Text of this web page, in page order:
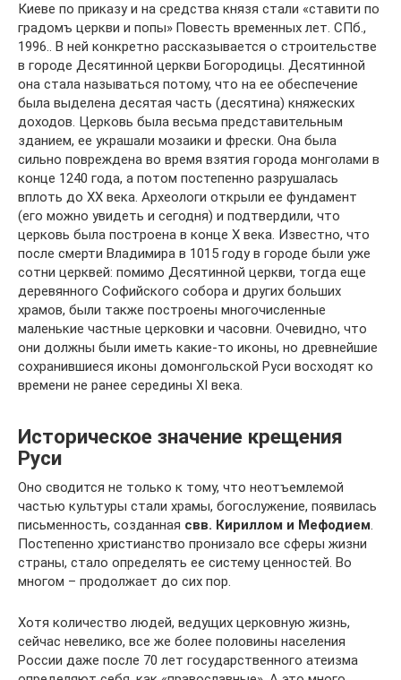
Киеве по приказу и на средства князя стали «ставити по
градомъ церкви и попы» Повесть временных лет. СПб.,
1996.. В ней конкретно рассказывается о строительстве
в городе Десятинной церкви Богородицы. Десятинной
она стала называться потому, что на ее обеспечение
была выделена десятая часть (десятина) княжеских
доходов. Церковь была весьма представительным
зданием, ее украшали мозаики и фрески. Она была
сильно повреждена во время взятия города монголами в
конце 1240 года, а потом постепенно разрушалась
вплоть до XX века. Археологи открыли ее фундамент
(его можно увидеть и сегодня) и подтвердили, что
церковь была построена в конце X века. Известно, что
после смерти Владимира в 1015 году в городе были уже
сотни церквей: помимо Десятинной церкви, тогда еще
деревянного Софийского собора и других больших
храмов, были также построены много­численные
маленькие частные церковки и часовни. Очевидно, что
они должны были иметь какие-то иконы, но древнейшие
сохранившиеся иконы домонгольской Руси восходят ко
времени не ранее середины XI века.
Историческое значение крещения
Руси
Оно сводится не только к тому, что неотъемлемой
частью культуры стали храмы, богослужение, появилась
письменность, созданная свв. Кириллом и Мефодием.
Постепенно христианство пронизало все сферы жизни
страны, стало определять ее систему ценностей. Во
многом – продолжает до сих пор.
Хотя количество людей, ведущих церковную жизнь,
сейчас невелико, все же более половины населения
России даже после 70 лет государственного атеизма